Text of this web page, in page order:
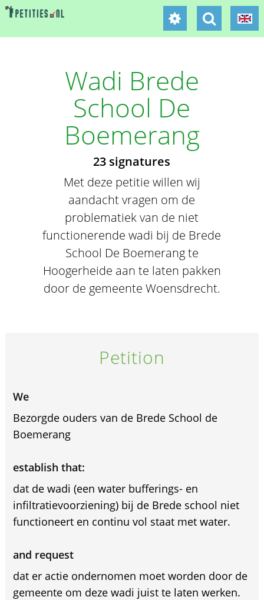
Wadi Brede
School De
Boemerang
23 signatures
Met deze petitie willen wij
aandacht vragen om de
problematiek van de niet
functionerende wadi bij de Brede
School De Boemerang te
Hoogerheide aan te laten pakken
door de gemeente Woensdrecht.
Petition
We
Bezorgde ouders van de Brede School de
Boemerang
establish that:
dat de wadi (een water bufferings- en
infiltratievoorziening) bij de Brede school niet
functioneert en continu vol staat met water.
and request
dat er actie ondernomen moet worden door de
gemeente om deze wadi juist te laten werken.